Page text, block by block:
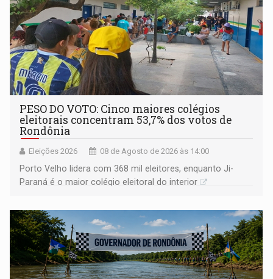
PESO DO VOTO: Cinco maiores colégios
eleitorais concentram 53,7% dos votos de
Rondônia
Eleições 2026 08 de Agosto de 2026 às 14:00
Porto Velho lidera com 368 mil eleitores, enquanto Ji-
Paraná é o maior colégio eleitoral do interior